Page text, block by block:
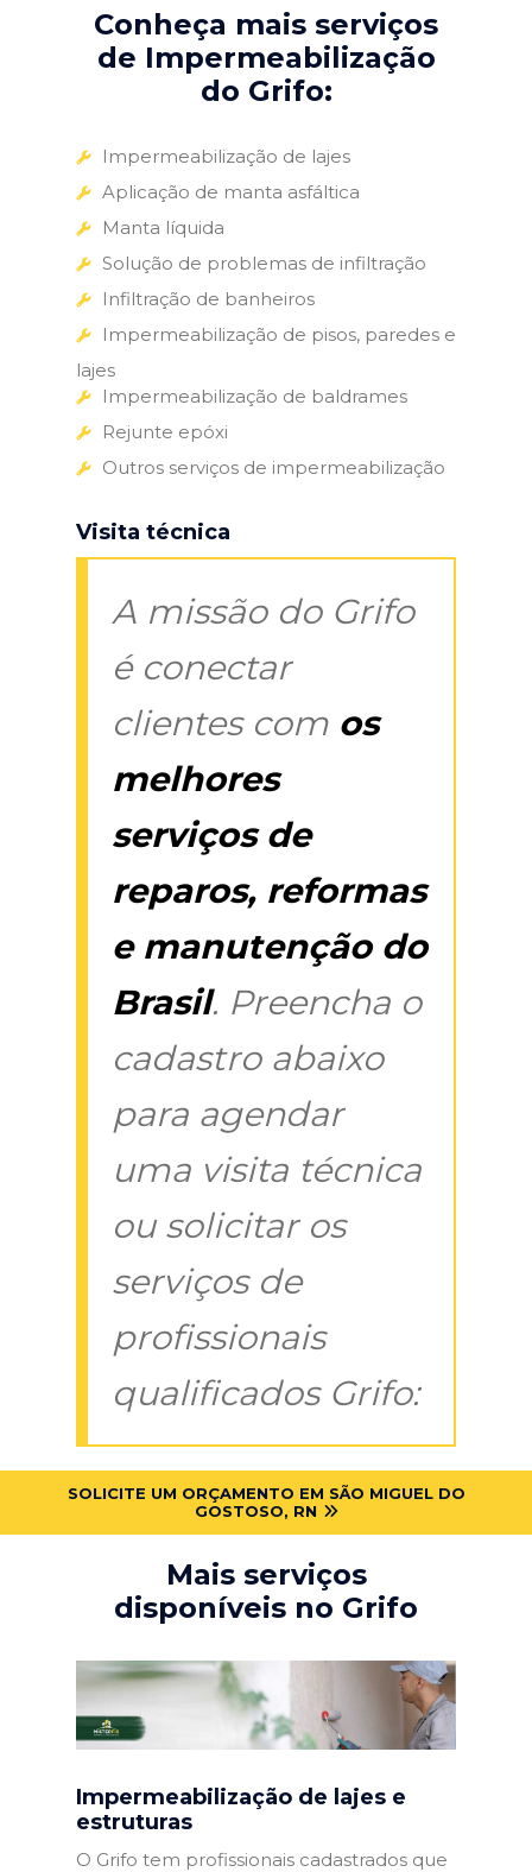
Conheça mais serviços
de Impermeabilização
do Grifo:
Impermeabilização de lajes
Aplicação de manta asfáltica
Manta líquida
Solução de problemas de infiltração
Infiltração de banheiros
Impermeabilização de pisos, paredes e
lajes
Impermeabilização de baldrames
Rejunte epóxi
Outros serviços de impermeabilização
Visita técnica
A missão do Grifo
é conectar
clientes com os
melhores
serviços de
reparos, reformas
e manutenção do
Brasil. Preencha o
cadastro abaixo
para agendar
uma visita técnica
ou solicitar os
serviços de
profissionais
qualificados Grifo:
SOLICITE UM ORÇAMENTO EM SÃO MIGUEL DO
GOSTOSO, RN
Mais serviços
disponíveis no Grifo
Impermeabilização de lajes e
estruturas
O Grifo tem profissionais cadastrados que